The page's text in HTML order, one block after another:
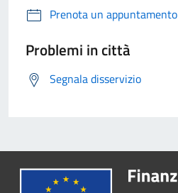
Prenota un appuntamento
Problemi in città
Segnala disservizio